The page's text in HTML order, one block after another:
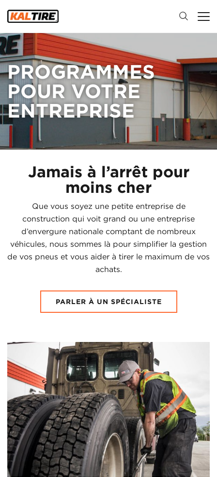
PROGRAMMES
POUR VOTRE
ENTREPRISE
Jamais à l’arrêt pour
moins cher
Que vous soyez une petite entreprise de
construction qui voit grand ou une entreprise
d’envergure nationale comptant de nombreux
véhicules, nous sommes là pour simplifier la gestion
de vos pneus et vous aider à tirer le maximum de vos
achats.
PARLER À UN SPÉCIALISTE